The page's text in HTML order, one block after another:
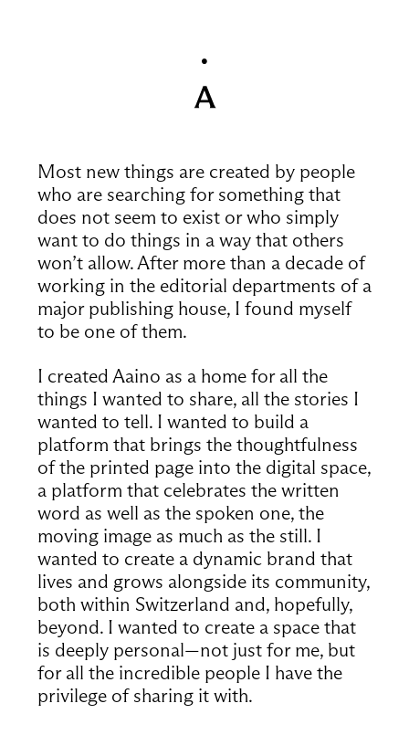
Most new things are created by people
who are searching for something that
does not seem to exist or who simply
want to do things in a way that others
won’t allow. After more than a decade of
working in the editorial departments of a
major publishing house, I found myself
to be one of them.
I created Aaino as a home for all the
things I wanted to share, all the stories I
wanted to tell. I wanted to build a
platform that brings the thoughtfulness
of the printed page into the digital space,
a platform that celebrates the written
word as well as the spoken one, the
moving image as much as the still. I
wanted to create a dynamic brand that
lives and grows alongside its community,
both within Switzerland and, hopefully,
beyond. I wanted to create a space that
is deeply personal—not just for me, but
for all the incredible people I have the
privilege of sharing it with.